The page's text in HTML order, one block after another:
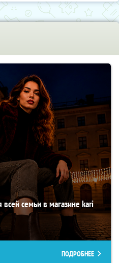
семьи в магазине kari
ПОДРОБНЕЕ